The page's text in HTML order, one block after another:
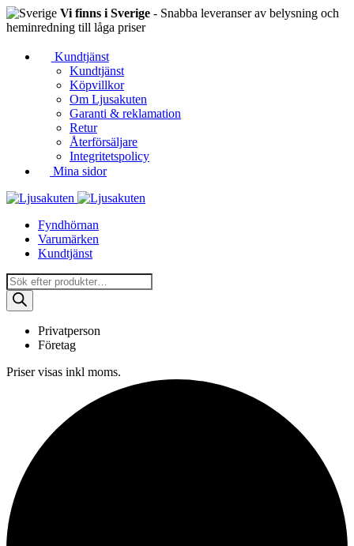
Vi finns i Sverige - Snabba leveranser av belysning och
heminredning till låga priser
Kundtjänst
Kundtjänst
Köpvillkor
Om Ljusakuten
Garanti & reklamation
Retur
Återförsäljare
Integritetspolicy
Mina sidor
Fyndhörnan
Varumärken
Kundtjänst
Produktsökning
Privatperson
Företag
Priser visas inkl moms.